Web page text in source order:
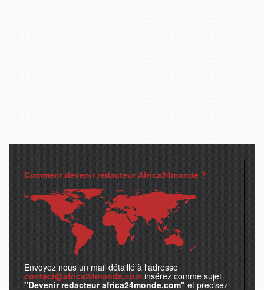
Comment devenir rédacteur Africa24monde ?
Envoyez nous un mail détaillé à l'adresse
contact@africa24monde.com insérez comme sujet
"Devenir redacteur africa24monde.com" et precisez